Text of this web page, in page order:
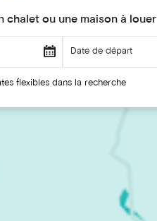
chalet ou une maison à louer
flexibles dans la recherche